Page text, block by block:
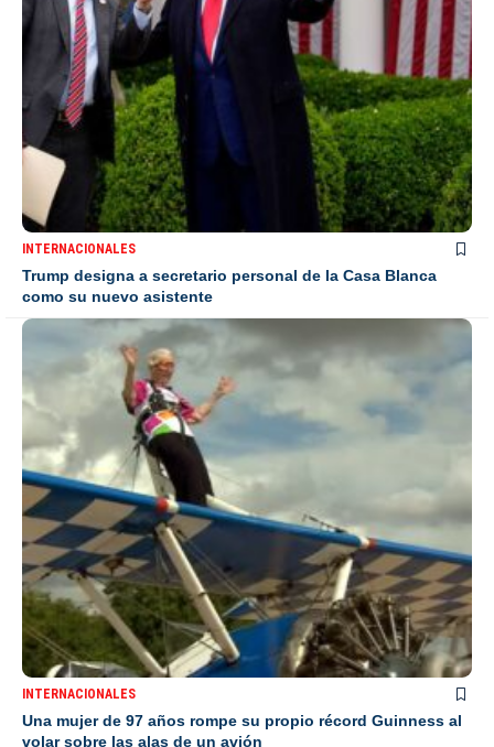
INTERNACIONALES
Trump designa a secretario personal de la Casa Blanca
como su nuevo asistente
INTERNACIONALES
Una mujer de 97 años rompe su propio récord Guinness al
volar sobre las alas de un avión